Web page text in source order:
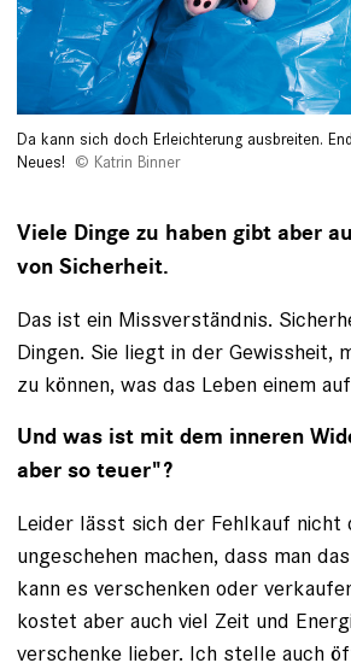
Da kann sich doch Erleichterung ausbreiten.
Neues!
Katrin Binner
Viele Dinge zu haben gibt aber
von Sicherheit.
Das ist ein Missverständnis.
Dingen. Sie liegt in der Gewissheit,
zu können, was das Leben einem
Und was ist mit dem inneren
aber so teuer"?
Leider lässt sich der Fehlkauf nicht
ungeschehen machen, dass man
kann es verschenken oder
kostet aber auch viel Zeit und
verschenke lieber. Ich stelle auch